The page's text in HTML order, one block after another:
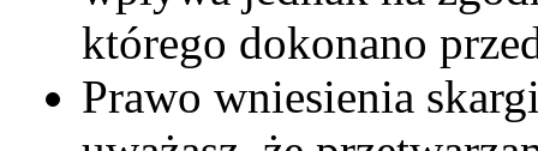
którego dokonano
Prawo wniesienia